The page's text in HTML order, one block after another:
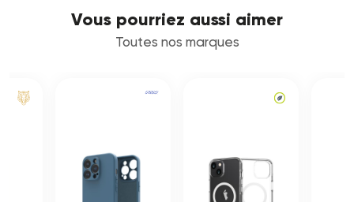
Vous pourriez aussi aimer
Toutes nos marques